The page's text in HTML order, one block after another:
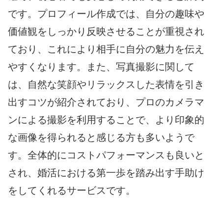
です。プロフィール作成では、自分の趣味や
価値観をしっかり反映させることが重視され
ており、これにより相手に自分の魅力を伝え
やすくなります。また、写真撮影に関して
は、自然な笑顔やリラックスした表情を引き
出すコツが紹介されており、プロのカメラマ
ンによる撮影を利用することで、より印象的
な画像を得られると感じる方も多いようで
す。全体的にコストパフォーマンスも良いと
され、婚活における第一歩を踏み出す手助け
をしてくれるサービスです。